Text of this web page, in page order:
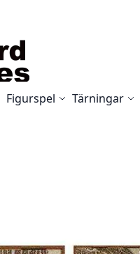
Figurspel Tärningar